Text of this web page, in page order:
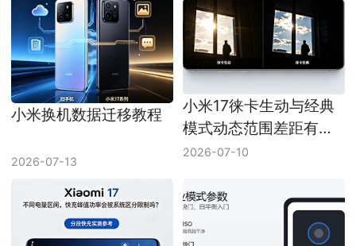
小米换机数据迁移教程
2026-07-13
小米17徕卡生动与经典
模式动态范围差距有多
大
2026-07-10